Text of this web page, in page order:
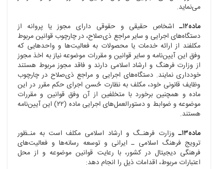
می‌نماید.
ماده۱۲ـ
اشخاص حقیقی و حقوقی دارای مجوز یا پروانه از
دستگاه‌های اجرایی و سایر مراجع ذی‌صلاح، در چارچوب قوانین مربوط
مکلفند از ارائه خدمات یا محصولات به فعالیت‌ها و واحدهایی که
وفق این آیین‌نامه و سایر قوانین و مقررات موضوعه نیاز به اخذ مجوز
از وزارت فرهنگ و ارشاد اسلامی دارند و فاقد مجوز مربوط هستند
خودداری نمایند. دستگاه‌های اجرایی و مراجع ذی‌صلاح در چارچوب
وظایف قانونی خود، مکلف به نظارت حُسن اجرای حکم مقرر در این
ماده و همچنین برخورد با متخلفین از آن وفق قوانین و مقررات
موضوعه و ضوابط و دستورالعمل‌های اجرایی ماده (۲۲) این آیین‌نامه
هستند.
ماده۱۳ـ
وزارت فرهنـگ و ارشاد اسلامی مکلف است به منـظور
ترویج فرهنگ اسلامی ـ ایرانی و توسعه رسانه‌ها و فعالیت‌های
فرهنگی دیجیتال در کشور، با رعایت قوانین موضوعه و از محل
اعتبارات مربوط، اقدامات ذیل را انجام دهد: